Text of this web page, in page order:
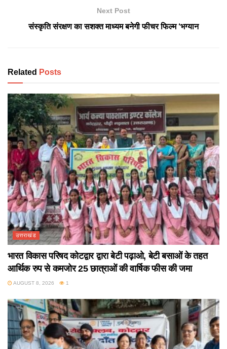
Next Post
संस्कृति संरक्षण का सशक्त माध्यम बनेगी फीचर फिल्म ‘भग्यान
Related Posts
उत्तराखंड
भारत विकास परिषद कोटद्वार द्वारा बेटी पढ़ाओ, बेटी बसाओं के तहत
आर्थिक रुप से कमजोर 25 छात्राओं की वार्षिक फीस की जमा
AUGUST 8, 2026 1